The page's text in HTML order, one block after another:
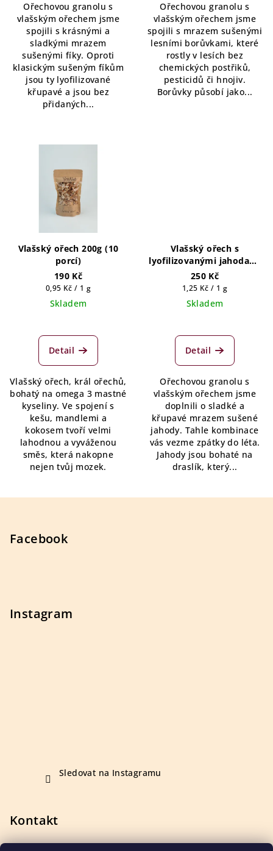
Ořechovou granolu s
vlašským ořechem jsme
spojili s krásnými a
sladkými mrazem
sušenými fíky. Oproti
klasickým sušeným fíkům
jsou ty lyofilizované
křupavé a jsou bez
přidaných...
Ořechovou granolu s
vlašským ořechem jsme
spojili s mrazem sušenými
lesními borůvkami, které
rostly v lesích bez
chemických postřiků,
pesticidů či hnojiv.
Borůvky působí jako...
Vlašský ořech 200g (10
porcí)
190 Kč
Měrná
cena:
0,95 Kč / 1 g
Skladem
Detail
Vlašský ořech, král ořechů,
bohatý na omega 3 mastné
kyseliny. Ve spojení s
kešu, mandlemi a
kokosem tvoří velmi
lahodnou a vyváženou
směs, která nakopne
nejen tvůj mozek.
Vlašský ořech s
lyofilizovanými jahodami
200g (10 porcí)
250 Kč
Měrná
cena:
1,25 Kč / 1 g
Skladem
Detail
Ořechovou granolu s
vlašským ořechem jsme
doplnili o sladké a
křupavé mrazem sušené
jahody. Tahle kombinace
vás vezme zpátky do léta.
Jahody jsou bohaté na
draslík, který...
Facebook
Instagram
Sledovat na Instagramu
Kontakt